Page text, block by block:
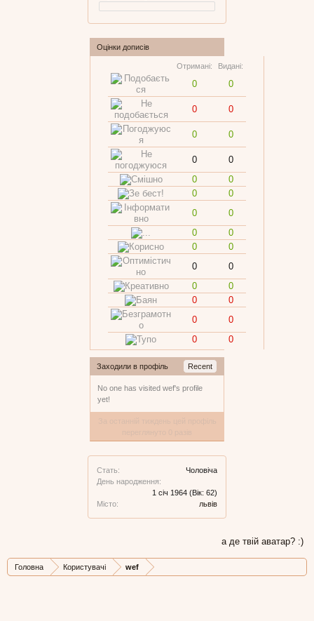
Оцінки дописів
Отримані: Видані:
0 0
0 0
0 0
0
0
0
0
0
0
0
0
0
0
0
0
0
0
0
0
0
0
0
0
0
0
Заходили в профіль Recent
No one has visited wef's profile
yet!
Стать:
Чоловіча
День народження:
1 січ 1964 (Вік: 62)
Місто:
львів
а де твій аватар? :)
Головна Користувачі wef